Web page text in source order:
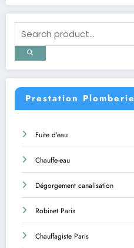
Prestation Plomberie
Fuite d’eau
Chauffe-eau
Dégorgement canalisation
Robinet Paris
Chauffagiste Paris